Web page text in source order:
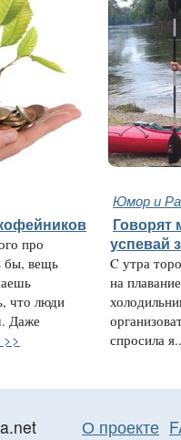
Юмор и
про
бы, вещь
что люди
Даже
>>
Говорят
успевай
C утра
на
спросила
О проекте